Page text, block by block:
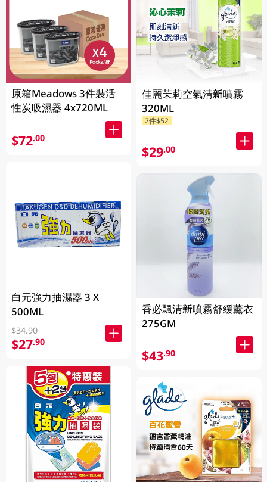
原箱Meadows 3件裝活
性炭吸濕器 4x720ML
$72.00
白元強力抽濕器 3 X
500ML
$34.90
$27.90
佳麗茉莉空氣清新噴霧
320ML
2件$52
$29.00
香必飄清新噴霧舒緩薰衣
275GM
$43.90